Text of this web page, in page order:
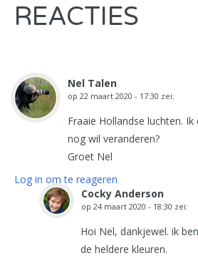
REACTIES
Nel Talen
op 22 maart 2020 - 17:30 zei:
Fraaie Hollandse luchten.
nog wil veranderen?
Groet Nel
Log in om te reageren
Cocky Anderson
op 24 maart 2020 - 18:30 zei:
Hoi Nel, dankjewel. ik
de heldere kleuren.